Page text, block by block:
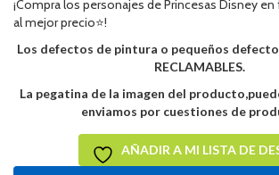
¡Compra los personajes de Princesas Disney
al mejor precio⭐!
Los defectos de pintura o pequeños
RECLAMABLES.
La pegatina de la imagen del
enviamos por cuestiones de
AÑADIR A MI LISTA DE